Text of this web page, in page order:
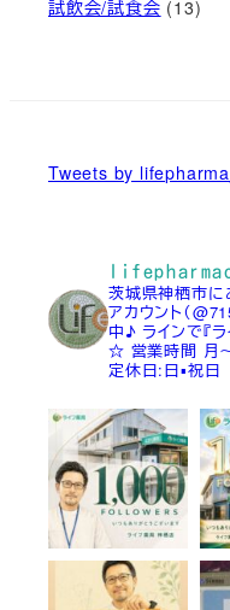
試飲会/試食会 (13)
Tweets by
茨城県神栖市に
アカウント（
中♪ ラインで『
☆ 営業時間 月
定休日:日▪祝日